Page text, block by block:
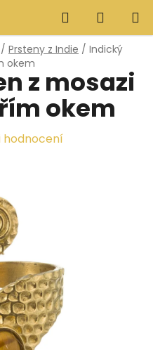
Hledat
KOŠÍK
/ Prsteny z Indie / Indický
okem
z mosazi
okem
hodnocení